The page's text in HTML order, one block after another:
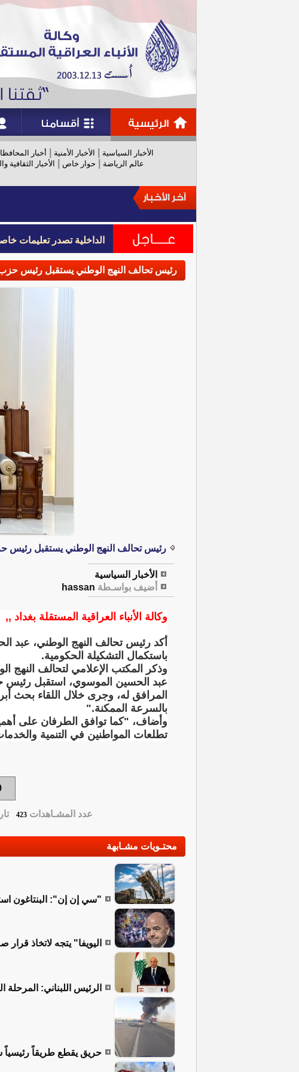
الأخبار السياسية الأخبار الأمنية أخبار
عالم الرياضة
حوار خاص الأخبار الثقافية
الداخلية تصدر تعليمات
الداخلية تصدر تعليمات
رئيس تحالف النهج الوطني يستقبل رئيس حزب
رئيس تحالف النهج الوطني يستقبل رئيس
الأخبار السياسية
أضيف بواسـطة hassan
وكالة الأنباء العراقية المستقلة بغداد ,,
أكد رئيس تحالف النهج الوطني، عبد
باستكمال التشكيلة الحكومية.
وذكر المكتب الإعلامي لتحالف النهج
عبد الحسين الموسوي، استقبل رئيس
المرافق له، وجرى خلال اللقاء بحث
بالسرعة الممكنة."
وأضاف، "كما توافق الطرفان على
تطلعات المواطنين في التنمية
عدد المشـاهدات423
محتـويات مشـابهة
"سي إن إن": البنتاغون
اليويفا" يتجه لاتخاذ
الرئيس اللبناني:
حريق يقطع طريقاً رئيسياً